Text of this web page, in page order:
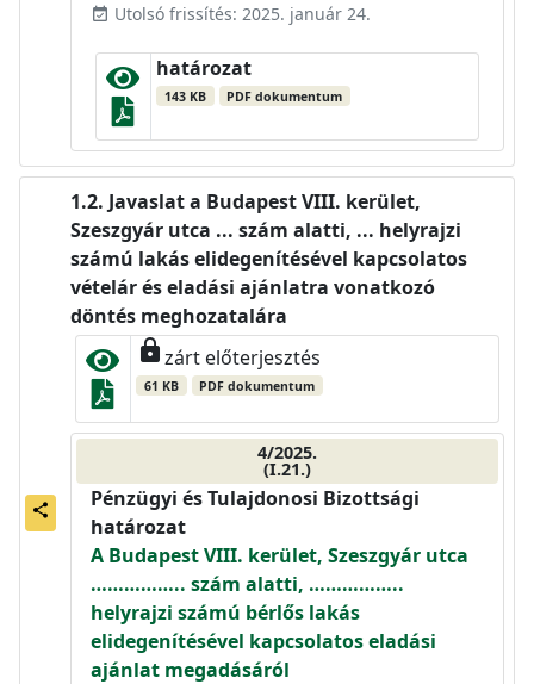
event_available Utolsó frissítés: 2025. január 24.
határozat
143 KB PDF dokumentum
share
Javaslat a Budapest VIII. kerület,
Szeszgyár utca ... szám alatti, ... helyrajzi
számú lakás elidegenítésével kapcsolatos
vételár és eladási ajánlatra vonatkozó
döntés meghozatalára
lockzárt előterjesztés
61 KB PDF dokumentum
4/2025.
(I.21.)
Pénzügyi és Tulajdonosi Bizottsági
határozat
A Budapest VIII. kerület, Szeszgyár utca
…………….. szám alatti, ……………..
helyrajzi számú bérlős lakás
elidegenítésével kapcsolatos eladási
ajánlat megadásáról